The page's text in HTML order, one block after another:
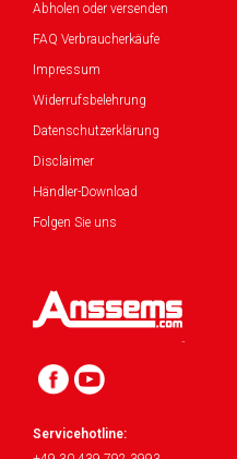
Abholen oder versenden
FAQ Verbraucherkäufe
Impressum
Widerrufsbelehrung
Datenschutzerklärung
Disclaimer
Händler-Download
Folgen Sie uns
Servicehotline: